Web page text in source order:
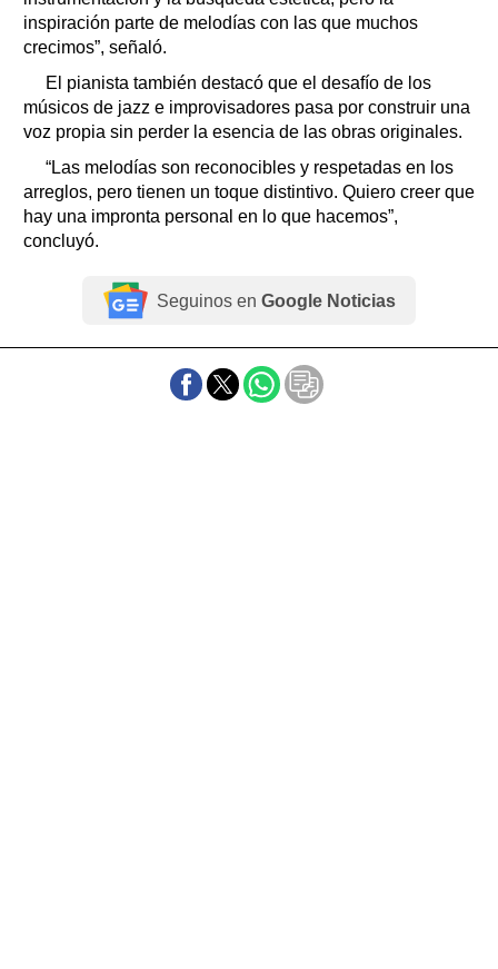
inspiración parte de melodías con las que muchos
crecimos”, señaló.
El pianista también destacó que el desafío de los
músicos de jazz e improvisadores pasa por construir una
voz propia sin perder la esencia de las obras originales.
“Las melodías son reconocibles y respetadas en los
arreglos, pero tienen un toque distintivo. Quiero creer que
hay una impronta personal en lo que hacemos”,
concluyó.
Seguinos en Google Noticias